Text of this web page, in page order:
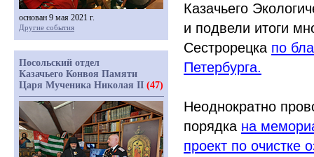
Казачьего
и подвели итоги
Сестрорецка по
Петербурга.
Неоднократно
порядка на
проект по очистке
основан 9 мая 2021 г.
Другие события
Посольский отдел
Казачьего Конвоя Памяти
Царя Мученика Николая II (47)